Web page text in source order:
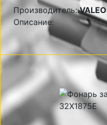
Производитель:VALEO
Описание: